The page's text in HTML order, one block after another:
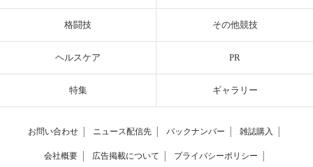
格闘技 その他競技
ヘルスケア PR
特集 ギャラリー
お問い合わせ ニュース配信先 バックナンバー 雑誌購入
会社概要 広告掲載について プライバシーポリシー